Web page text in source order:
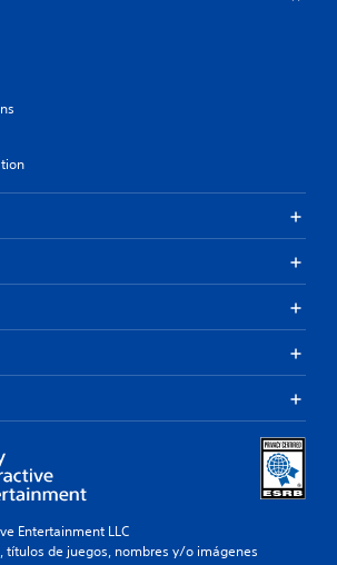
Entertainment LLC
títulos de juegos, nombres y/o imágenes